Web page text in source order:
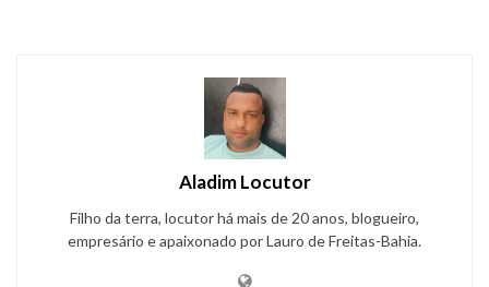
Aladim Locutor
Filho da terra, locutor há mais de 20 anos, blogueiro,
empresário e apaixonado por Lauro de Freitas-Bahia.